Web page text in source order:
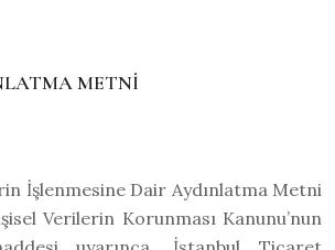
METNİ
İşlenmesine Dair Aydınlatma Metni
Verilerin Korunması Kanunu’nun